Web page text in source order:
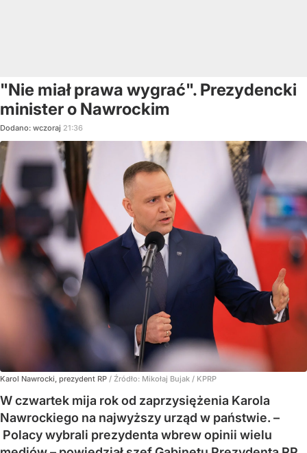
"Nie miał prawa wygrać". Prezydencki
minister o Nawrockim
Dodano: wczoraj 21:36
Karol Nawrocki, prezydent RP / Źródło: Mikołaj Bujak / KPRP
W czwartek mija rok od zaprzysiężenia Karola
Nawrockiego na najwyższy urząd w państwie. –
Polacy wybrali prezydenta wbrew opinii wielu